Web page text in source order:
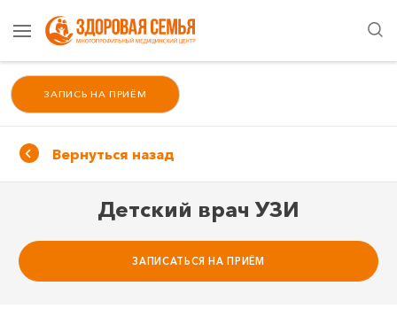
ЗАПИСЬ НА ПРИЁМ
Вернуться назад
Детский врач УЗИ
ЗАПИСАТЬСЯ НА ПРИЁМ